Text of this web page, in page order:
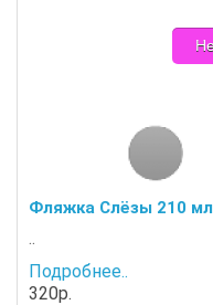
Фляжка Слёзы 210 мл
..
Подробнее..
320р.